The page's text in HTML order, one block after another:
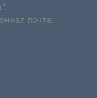
почта: